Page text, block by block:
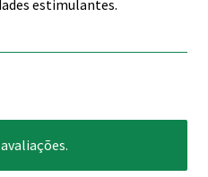
estimulantes.